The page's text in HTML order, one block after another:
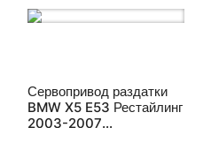
Сервопривод раздатки
BMW X5 E53 Рестайлинг
2003-2007